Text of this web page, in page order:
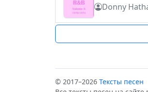
Donny
© 2017–2026 Тексты песен